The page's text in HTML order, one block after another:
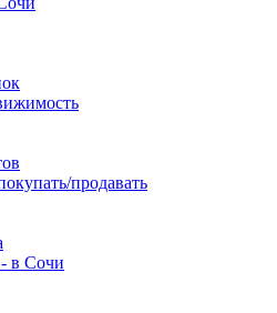
продавать
в Сочи